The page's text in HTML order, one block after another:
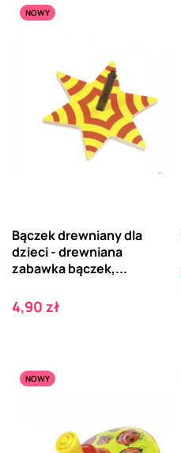
NOWY
Bączek drewniany dla
dzieci - drewniana
zabawka bączek,...
Cena
4,90 zł
NOWY